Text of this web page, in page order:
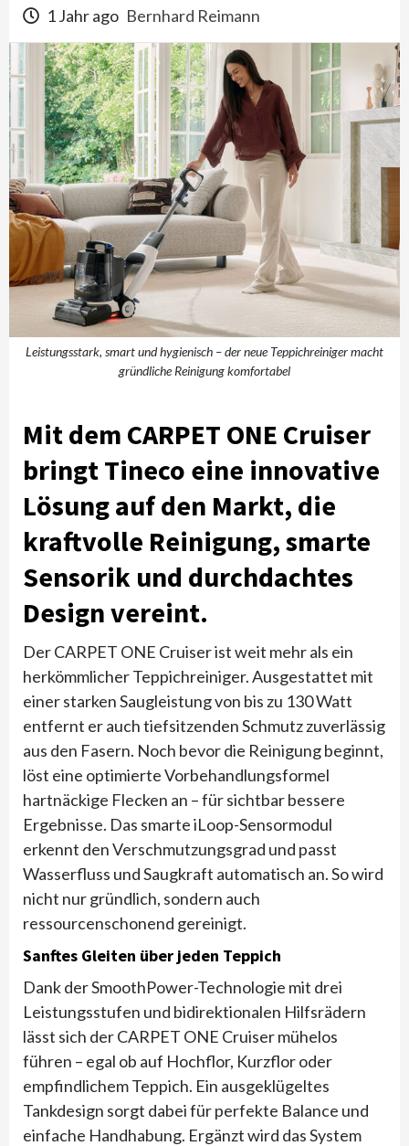
1 Jahr ago Bernhard Reimann
Leistungsstark, smart und hygienisch – der neue Teppichreiniger macht
gründliche Reinigung komfortabel
Mit dem CARPET ONE Cruiser
bringt Tineco eine innovative
Lösung auf den Markt, die
kraftvolle Reinigung, smarte
Sensorik und durchdachtes
Design vereint.
Der CARPET ONE Cruiser ist weit mehr als ein
herkömmlicher Teppichreiniger. Ausgestattet mit
einer starken Saugleistung von bis zu 130 Watt
entfernt er auch tiefsitzenden Schmutz zuverlässig
aus den Fasern. Noch bevor die Reinigung beginnt,
löst eine optimierte Vorbehandlungsformel
hartnäckige Flecken an – für sichtbar bessere
Ergebnisse. Das smarte iLoop-Sensormodul
erkennt den Verschmutzungsgrad und passt
Wasserfluss und Saugkraft automatisch an. So wird
nicht nur gründlich, sondern auch
ressourcenschonend gereinigt.
Sanftes Gleiten über jeden Teppich
Dank der SmoothPower-Technologie mit drei
Leistungsstufen und bidirektionalen Hilfsrädern
lässt sich der CARPET ONE Cruiser mühelos
führen – egal ob auf Hochflor, Kurzflor oder
empfindlichem Teppich. Ein ausgeklügeltes
Tankdesign sorgt dabei für perfekte Balance und
einfache Handhabung. Ergänzt wird das System